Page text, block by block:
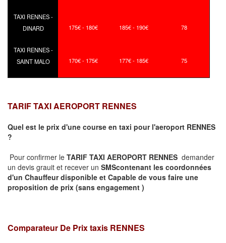
TAXI RENNES -
DINARD
175€ - 180€ 185€ - 190€ 78
TAXI RENNES -
SAINT MALO
170€ - 175€ 177€ - 185€ 75
TARIF TAXI AEROPORT RENNES
Quel est le prix d'une course en taxi pour l'aeroport RENNES
?
Pour confirmer le TARIF TAXI AEROPORT RENNES demander
un devis grauit et recever un SMScontenant les coordonnées
d'un Chauffeur disponible et Capable de vous faire une
proposition de prix (sans engagement )
Comparateur De Prix taxis RENNES